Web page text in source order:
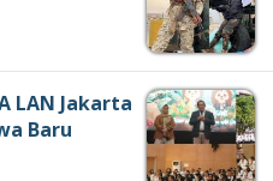
LAN Jakarta
Baru